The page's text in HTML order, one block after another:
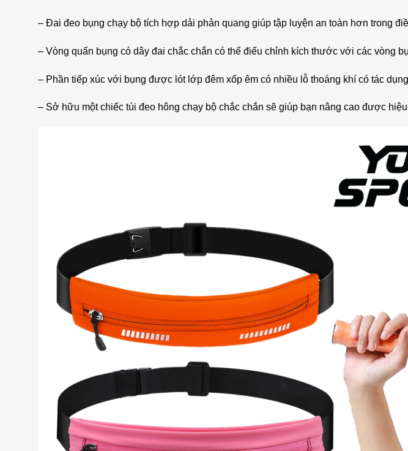
– Đai đeo bụng chạy bộ tích hợp dải phản quang giúp tập luyện an toàn hơn trong
– Vòng quấn bụng có dây đai chắc chắn có thể điểu chỉnh kích thước với các vòng
– Phần tiếp xúc với bụng được lót lớp đêm xốp êm có nhiều lỗ thoáng khí có tác
– Sở hữu một chiếc túi đeo hông chạy bộ chắc chắn sẽ giúp bạn nâng cao được